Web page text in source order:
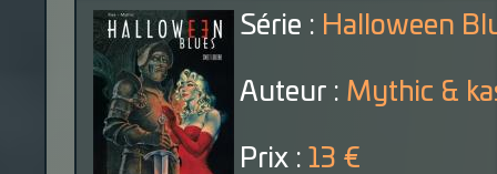
Série : Halloween
Auteur : Mythic &
Prix : 13 €